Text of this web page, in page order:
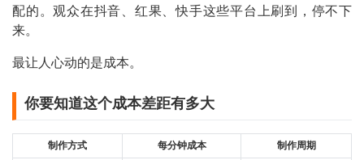
配的。观众在抖音、红果、快手这些平台上刷到，停不下
来。
最让人心动的是成本。
你要知道这个成本差距有多大
制作方式 每分钟成本 制作周期